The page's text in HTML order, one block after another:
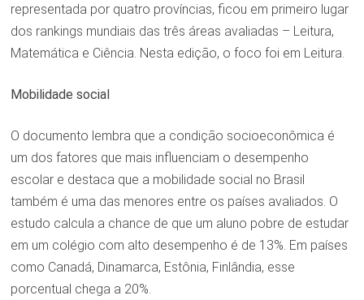
representada por quatro províncias, ficou em primeiro lugar
dos rankings mundiais das três áreas avaliadas – Leitura,
Matemática e Ciência. Nesta edição, o foco foi em Leitura.
Mobilidade social
O documento lembra que a condição socioeconômica é
um dos fatores que mais influenciam o desempenho
escolar e destaca que a mobilidade social no Brasil
também é uma das menores entre os países avaliados. O
estudo calcula a chance de que um aluno pobre de estudar
em um colégio com alto desempenho é de 13%. Em países
como Canadá, Dinamarca, Estônia, Finlândia, esse
porcentual chega a 20%.